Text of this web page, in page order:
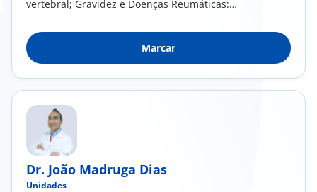
vertebral; Gravidez e Doenças Reumáticas:
para acompanhamento com a Unidade de
Ginecologia e Obstetrícia das mulheres
grávidas com doença reumática.
Marcar
Dr. João Madruga Dias
Unidades